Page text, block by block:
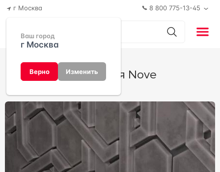
г Москва
Ваш город
г Москва
Верно Изменить
8 800 775-13-45
Коллекция Nove